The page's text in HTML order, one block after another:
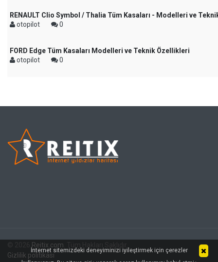
RENAULT Clio Symbol / Thalia Tüm Kasaları - Modelleri ve
otopilot
0
FORD Edge Tüm Kasaları Modelleri ve Teknik Özellikleri
otopilot
0
Reitix.com
Gizlilik politikası
İnternet sitemizdeki deneyiminizi iyileştirmek için çerezler